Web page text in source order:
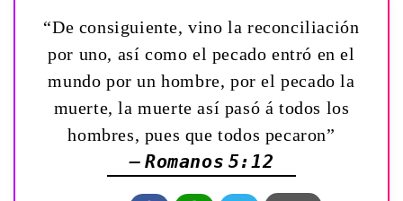
“De consiguiente, vino la reconciliación
por uno, así como el pecado entró en el
mundo por un hombre, por el pecado la
muerte, la muerte así pasó á todos los
hombres, pues que todos pecaron”
— Romanos 5:12